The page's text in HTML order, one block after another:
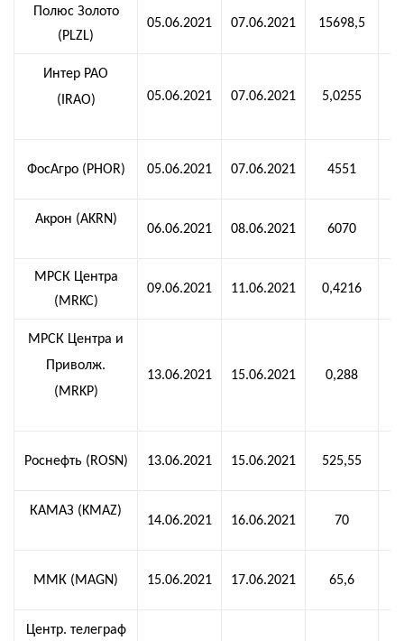
Полюс Золото
(PLZL)
05.06.2021 07.06.2021 15698,5
Интер РАО
(IRAO)
05.06.2021 07.06.2021 5,0255
ФосАгро (PHOR) 05.06.2021 07.06.2021 4551
Акрон (AKRN)
06.06.2021 08.06.2021 6070
МРСК Центра
(MRKC)
09.06.2021 11.06.2021 0,4216
МРСК Центра и
Приволж.
(MRKP)
13.06.2021 15.06.2021 0,288
Роснефть (ROSN) 13.06.2021 15.06.2021 525,55
КАМАЗ (KMAZ)
14.06.2021 16.06.2021 70
ММК (MAGN) 15.06.2021 17.06.2021 65,6
Центр. телеграф